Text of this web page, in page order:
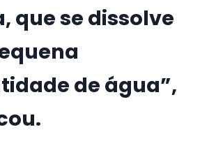
que se dissolve
de água”,